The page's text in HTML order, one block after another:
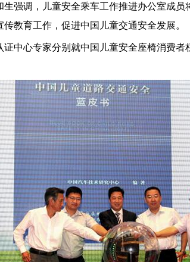
强调，儿童安全乘车工作推进办公室成员
教育工作，促进中国儿童交通安全发展。
中心专家分别就中国儿童安全座椅消费者